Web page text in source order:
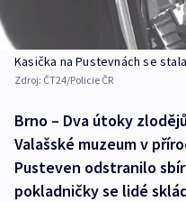
Kasička na Pustevnách se
Zdroj: ČT24/Policie ČR
Brno – Dva útoky
Valašské muzeum v
Pusteven odstranilo
pokladničky se lidé